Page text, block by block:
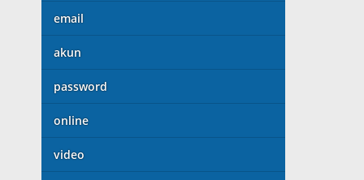
email
akun
password
online
video